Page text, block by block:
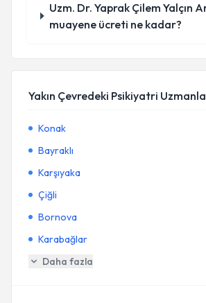
Uzm. Dr. Yaprak Çilem Yalçın
muayene ücreti ne kadar?
Yakın Çevredeki Psikiyatri
Konak
Bayraklı
Karşıyaka
Çiğli
Bornova
Karabağlar
Daha fazla